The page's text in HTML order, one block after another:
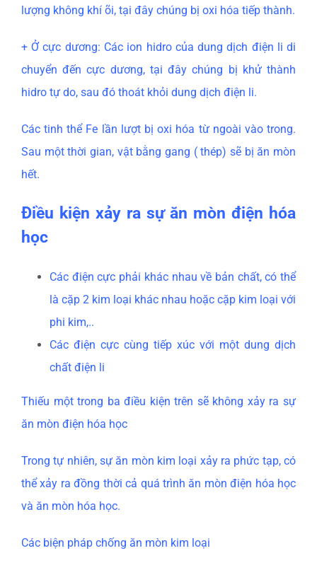
lượng không khí õi, tại đây chúng bị oxi hóa tiếp thành.
+ Ở cực dương: Các ion hidro của dung dịch điện li di
chuyển đến cực dương, tại đây chúng bị khử thành
hidro tự do, sau đó thoát khỏi dung dịch điện li.
Các tinh thể Fe lần lượt bị oxi hóa từ ngoài vào trong.
Sau một thời gian, vật bằng gang ( thép) sẽ bị ăn mòn
hết.
Điều kiện xảy ra sự ăn mòn điện hóa
học
Các điện cực phải khác nhau về bản chất, có thể
là cặp 2 kim loại khác nhau hoặc cặp kim loại với
phi kim,..
Các điện cực cùng tiếp xúc với một dung dịch
chất điện li
Thiếu một trong ba điều kiện trên sẽ không xảy ra sự
ăn mòn điện hóa học
Trong tự nhiên, sự ăn mòn kim loại xảy ra phức tạp, có
thể xảy ra đồng thời cả quá trình ăn mòn điện hóa học
và ăn mòn hóa học.
Các biện pháp chống ăn mòn kim loại